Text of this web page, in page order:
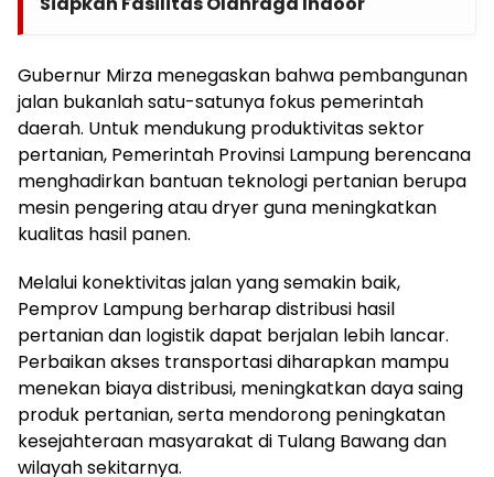
Gubernur Mirza menegaskan bahwa pembangunan
jalan bukanlah satu-satunya fokus pemerintah
daerah. Untuk mendukung produktivitas sektor
pertanian, Pemerintah Provinsi Lampung berencana
menghadirkan bantuan teknologi pertanian berupa
mesin pengering atau dryer guna meningkatkan
kualitas hasil panen.
Melalui konektivitas jalan yang semakin baik,
Pemprov Lampung berharap distribusi hasil
pertanian dan logistik dapat berjalan lebih lancar.
Perbaikan akses transportasi diharapkan mampu
menekan biaya distribusi, meningkatkan daya saing
produk pertanian, serta mendorong peningkatan
kesejahteraan masyarakat di Tulang Bawang dan
wilayah sekitarnya.